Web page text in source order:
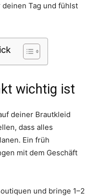
Tag und fühlst
wichtig ist
deiner Brautkleid
dass alles
Ein früh
mit dem Geschäft
und bringe 1–2